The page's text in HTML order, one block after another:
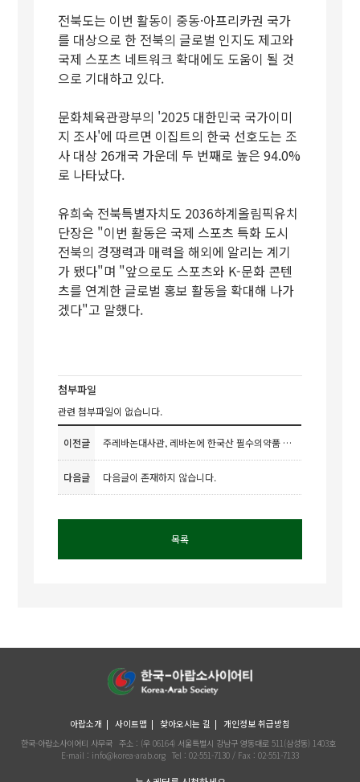
전북도는 이번 활동이 중동·아프리카권 국가
를 대상으로 한 전북의 글로벌 인지도 제고와
국제 스포츠 네트워크 확대에도 도움이 될 것
으로 기대하고 있다.
문화체육관광부의 '2025 대한민국 국가이미
지 조사'에 따르면 이집트의 한국 선호도는 조
사 대상 26개국 가운데 두 번째로 높은 94.0%
로 나타났다.
유희숙 전북특별자치도 2036하계올림픽유치
단장은 "이번 활동은 국제 스포츠 특화 도시
전북의 경쟁력과 매력을 해외에 알리는 계기
가 됐다"며 "앞으로도 스포츠와 K-문화 콘텐
츠를 연계한 글로벌 홍보 활동을 확대해 나가
겠다"고 말했다.
첨부파일
관련 첨부파일이 없습니다.
이전글 주레바논대사관, 레바논에 한국산 필수의약품 전달
다음글 다음글이 존재하지 않습니다.
목록
아랍소개 사이트맵 찾아오시는 길 개인정보 취급방침
한국-아랍소사이어티 사무국 주소 : (우 06164) 서울특별시 강남구 영동대로 511(삼성동) 1403호
E-mail : info@korea-arab.org Tel : 02-551-7130 / Fax : 02-551-7133